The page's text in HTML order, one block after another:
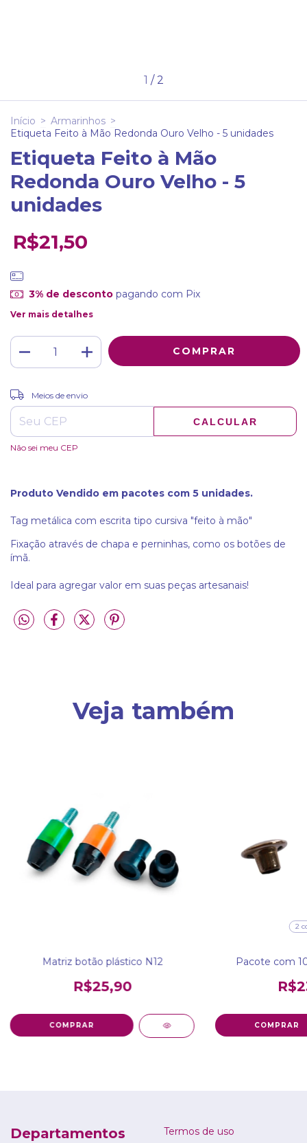
1 / 2
Início > Armarinhos >
Etiqueta Feito à Mão Redonda Ouro Velho - 5 unidades
Etiqueta Feito à Mão
Redonda Ouro Velho - 5
unidades
R$21,50
3% de descontopagando com Pix
Ver mais detalhes
Entregas para o CEP:
Meios de envio
CALCULAR
Não sei meu CEP
Produto Vendido em pacotes com 5 unidades.
Tag metálica com escrita tipo cursiva "feito à mão"
Fixação através de chapa e perninhas, como os botões de
ímã.
Ideal para agregar valor em suas peças artesanais!
Veja também
Matriz botão plástico N12
R$25,90
2
Pacote com
COMPRAR
Departamentos Termos de uso